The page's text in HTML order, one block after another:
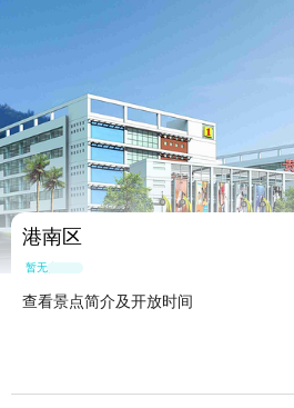
港南区
暂无点评
查看景点简介及开放时间